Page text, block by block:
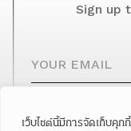
เว็บไซต์นี้มีการจัดเก็บคุ
Sign up